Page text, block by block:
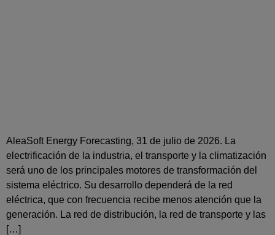
AleaSoft Energy Forecasting, 31 de julio de 2026. La
electrificación de la industria, el transporte y la climatización
será uno de los principales motores de transformación del
sistema eléctrico. Su desarrollo dependerá de la red
eléctrica, que con frecuencia recibe menos atención que la
generación. La red de distribución, la red de transporte y las
[…]